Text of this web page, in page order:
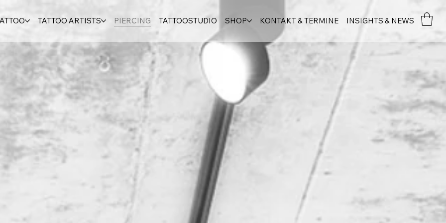
TATTOO ARTISTS PIERCING TATTOOSTUDIO SHOP KONTAKT & TERMINE INSIGHTS & NEWS